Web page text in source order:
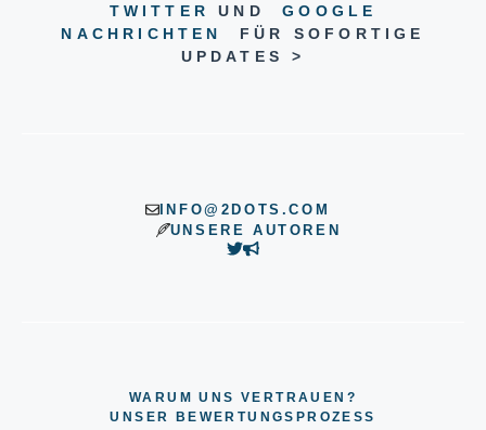
TWITTER
UNDGOOGLE
NACHRICHTEN
FÜR SOFORTIGE
UPDATES >
INFO@2DOTS.COM
UNSERE AUTOREN
WARUM UNS VERTRAUEN?
UNSER BEWERTUNGSPROZESS